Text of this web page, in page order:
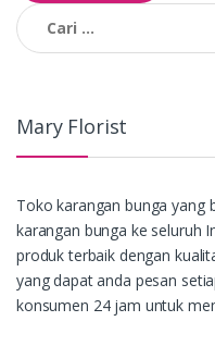
Cari
untuk:
Mary Florist
Toko karangan bunga yang
karangan bunga ke seluruh
produk terbaik dengan
yang dapat anda pesan
konsumen 24 jam untuk